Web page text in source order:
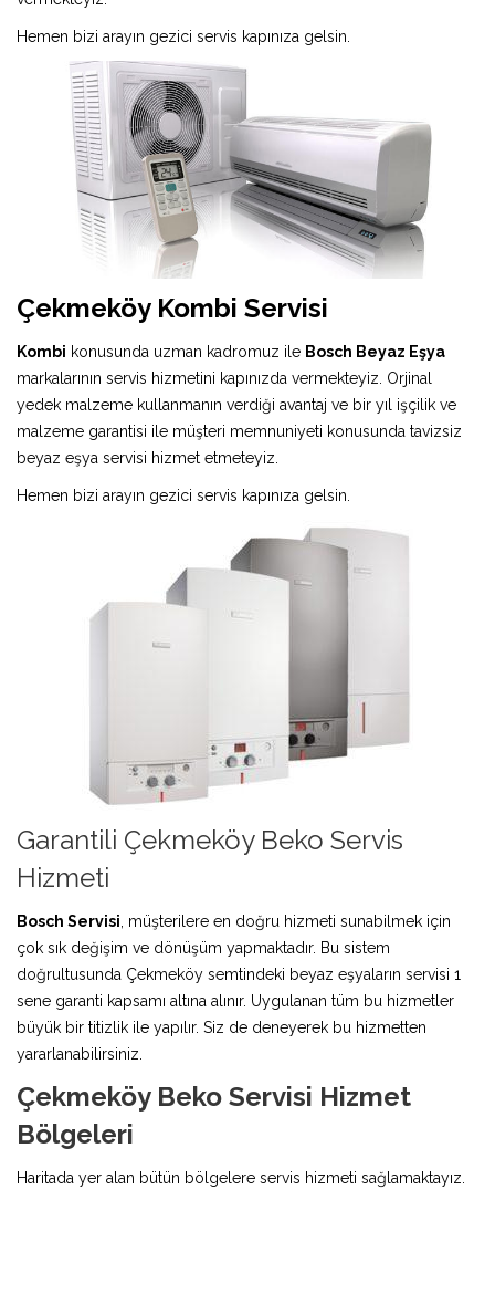
Hemen bizi arayın gezici servis kapınıza gelsin.
Çekmeköy Kombi Servisi
Kombi konusunda uzman kadromuz ile Bosch Beyaz Eşya
markalarının servis hizmetini kapınızda vermekteyiz. Orjinal
yedek malzeme kullanmanın verdiği avantaj ve bir yıl işçilik ve
malzeme garantisi ile müşteri memnuniyeti konusunda tavizsiz
beyaz eşya servisi hizmet etmeteyiz.
Hemen bizi arayın gezici servis kapınıza gelsin.
Garantili Çekmeköy Beko Servis
Hizmeti
Bosch Servisi , müşterilere en doğru hizmeti sunabilmek için
çok sık değişim ve dönüşüm yapmaktadır. Bu sistem
doğrultusunda Çekmeköy semtindeki beyaz eşyaların servisi 1
sene garanti kapsamı altına alınır. Uygulanan tüm bu hizmetler
büyük bir titizlik ile yapılır. Siz de deneyerek bu hizmetten
yararlanabilirsiniz.
Çekmeköy Beko Servisi Hizmet
Bölgeleri
Haritada yer alan bütün bölgelere servis hizmeti sağlamaktayız.